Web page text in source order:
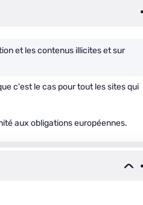
et les contenus illicites et sur
c'est le cas pour tout les sites qui
aux obligations européennes.